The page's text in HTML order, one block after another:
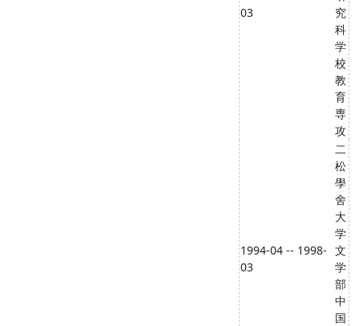
03
究
科
学
校
教
育
専
攻
1994-04 -- 1998-
03
二
松
學
舍
大
学
文
学
部
中
国